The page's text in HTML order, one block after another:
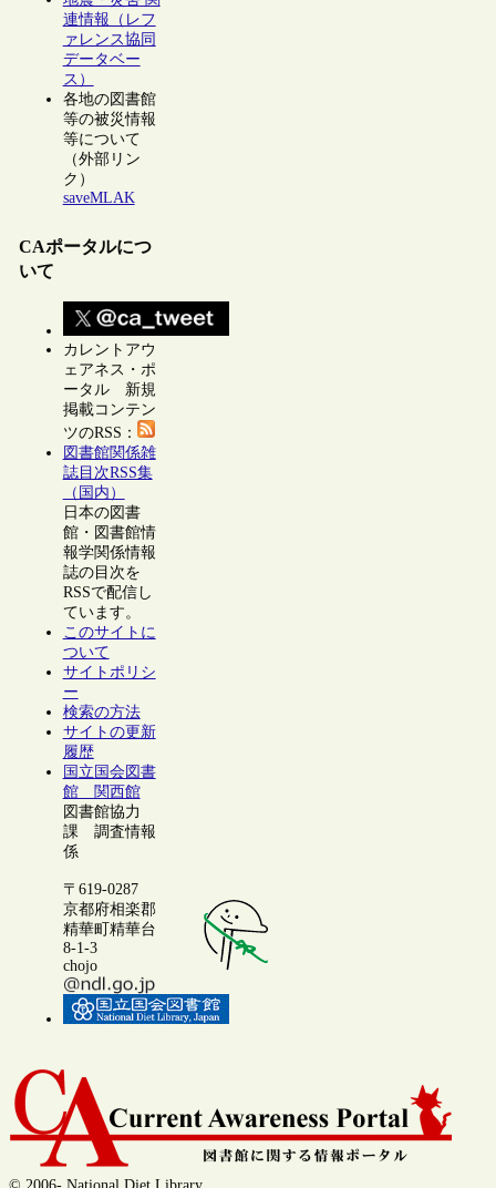
連情報（レフ
ァレンス協同
データベー
ス）
各地の図書館
等の被災情報
等について
（外部リン
ク）
saveMLAK
CAポータルにつ
いて
カレントアウ
ェアネス・ポ
ータル 新規
掲載コンテン
ツのRSS：
図書館関係雑
誌目次RSS集
（国内）
日本の図書
館・図書館情
報学関係情報
誌の目次を
RSSで配信し
ています。
このサイトに
ついて
サイトポリシ
ー
検索の方法
サイトの更新
履歴
国立国会図書
館 関西館
図書館協力
課 調査情報
係
〒619-0287
京都府相楽郡
精華町精華台
8-1-3
chojo